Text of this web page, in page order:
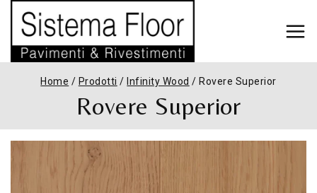
Home / Prodotti / Infinity Wood / Rovere Superior
Rovere Superior